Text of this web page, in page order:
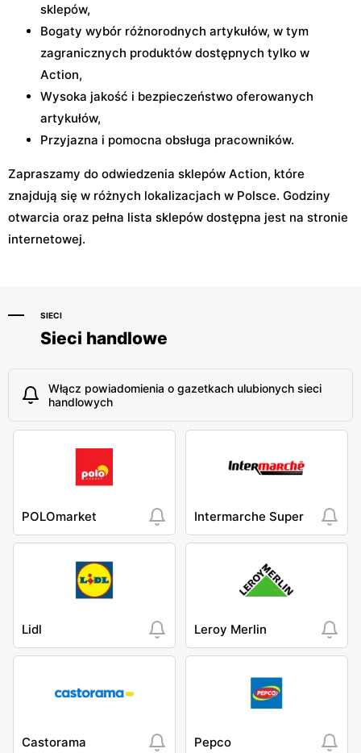
sklepów,
Bogaty wybór różnorodnych artykułów, w tym
zagranicznych produktów dostępnych tylko w
Action,
Wysoka jakość i bezpieczeństwo oferowanych
artykułów,
Przyjazna i pomocna obsługa pracowników.
Zapraszamy do odwiedzenia sklepów Action, które
znajdują się w różnych lokalizacjach w Polsce. Godziny
otwarcia oraz pełna lista sklepów dostępna jest na stronie
internetowej.
SIECI
Sieci handlowe
Włącz powiadomienia o gazetkach ulubionych sieci
handlowych
POLOmarket Intermarche Super
Lidl Leroy Merlin
Castorama Pepco